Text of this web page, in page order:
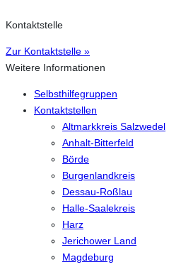
Kontaktstelle
Zur Kontaktstelle »
Weitere Informationen
Selbsthilfegruppen
Kontaktstellen
Altmarkkreis Salzwedel
Anhalt-Bitterfeld
Börde
Burgenlandkreis
Dessau-Roßlau
Halle-Saalekreis
Harz
Jerichower Land
Magdeburg